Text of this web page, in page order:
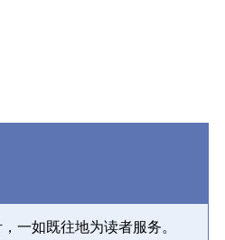
一如既往地为读者服务。